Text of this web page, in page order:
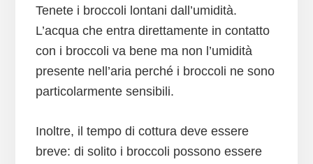
Tenete i broccoli lontani dall’umidità.
L’acqua che entra direttamente in contatto
con i broccoli va bene ma non l’umidità
presente nell’aria perché i broccoli ne sono
particolarmente sensibili.
Inoltre, il tempo di cottura deve essere
breve: di solito i broccoli possono essere